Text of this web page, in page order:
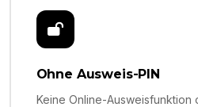
Ohne Ausweis-PIN
Keine Online-Ausweisfunktion